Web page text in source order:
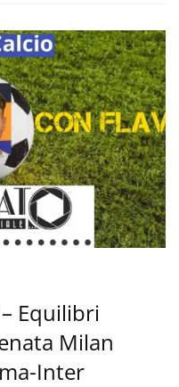
– Equilibri
Milan
Inter